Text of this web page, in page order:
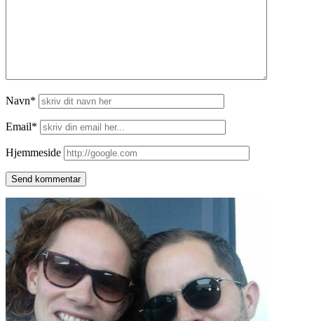
Navn*
Email*
Hjemmeside
Side
meny